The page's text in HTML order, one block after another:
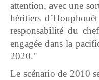
attention, avec une
héritiers
responsabilité du
engagée dans la
2020."
Le scénario de 2010